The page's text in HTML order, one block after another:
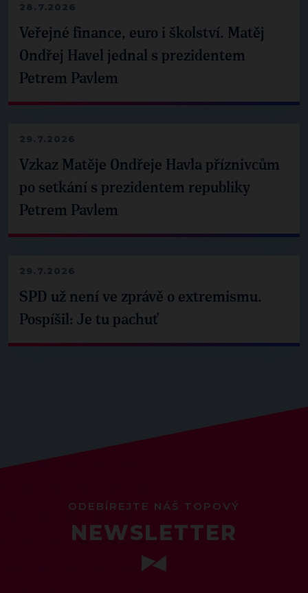
28.7.2026
Veřejné finance, euro i školství. Matěj
Ondřej Havel jednal s prezidentem
Petrem Pavlem
29.7.2026
Vzkaz Matěje Ondřeje Havla příznivcům
po setkání s prezidentem republiky
Petrem Pavlem
29.7.2026
SPD už není ve zprávě o extremismu.
Pospíšil: Je tu pachuť
ODEBÍREJTE NÁŠ TOPOVÝ
NEWSLETTER